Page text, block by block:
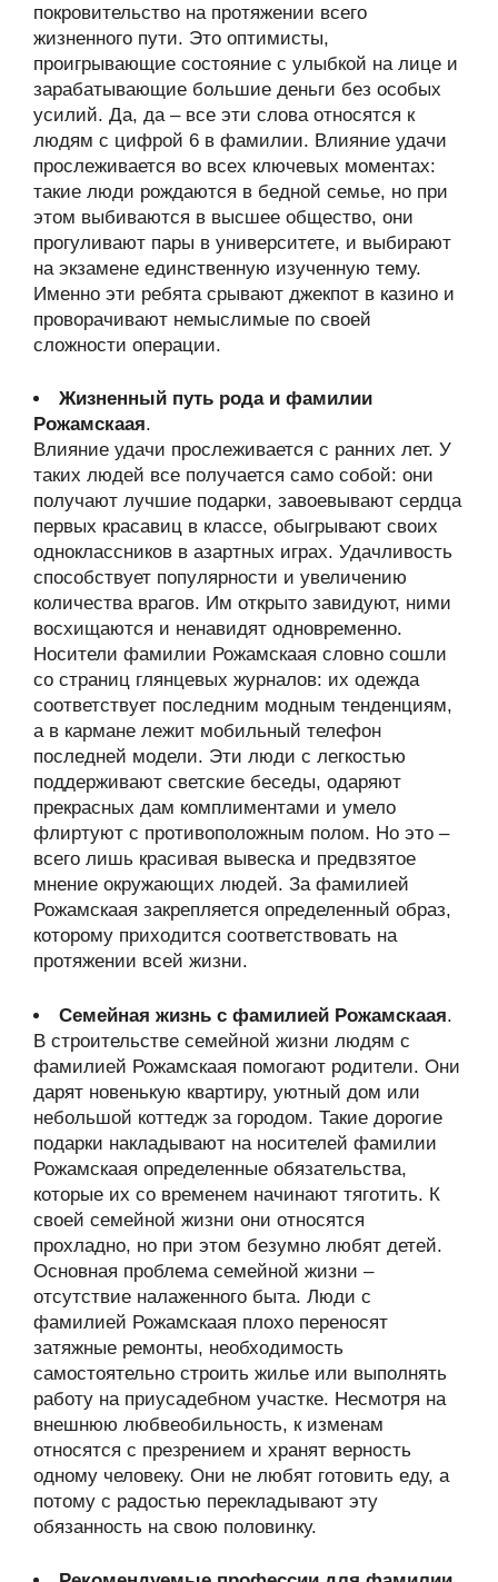
покровительство на протяжении всего
жизненного пути. Это оптимисты,
проигрывающие состояние с улыбкой на лице и
зарабатывающие большие деньги без особых
усилий. Да, да – все эти слова относятся к
людям с цифрой 6 в фамилии. Влияние удачи
прослеживается во всех ключевых моментах:
такие люди рождаются в бедной семье, но при
этом выбиваются в высшее общество, они
прогуливают пары в университете, и выбирают
на экзамене единственную изученную тему.
Именно эти ребята срывают джекпот в казино и
проворачивают немыслимые по своей
сложности операции.
Жизненный путь рода и фамилии
Рожамскаая.
Влияние удачи прослеживается с ранних лет. У
таких людей все получается само собой: они
получают лучшие подарки, завоевывают сердца
первых красавиц в классе, обыгрывают своих
одноклассников в азартных играх. Удачливость
способствует популярности и увеличению
количества врагов. Им открыто завидуют, ними
восхищаются и ненавидят одновременно.
Носители фамилии Рожамскаая словно сошли
со страниц глянцевых журналов: их одежда
соответствует последним модным тенденциям,
а в кармане лежит мобильный телефон
последней модели. Эти люди с легкостью
поддерживают светские беседы, одаряют
прекрасных дам комплиментами и умело
флиртуют с противоположным полом. Но это –
всего лишь красивая вывеска и предвзятое
мнение окружающих людей. За фамилией
Рожамскаая закрепляется определенный образ,
которому приходится соответствовать на
протяжении всей жизни.
Семейная жизнь с фамилией Рожамскаая.
В строительстве семейной жизни людям с
фамилией Рожамскаая помогают родители. Они
дарят новенькую квартиру, уютный дом или
небольшой коттедж за городом. Такие дорогие
подарки накладывают на носителей фамилии
Рожамскаая определенные обязательства,
которые их со временем начинают тяготить. К
своей семейной жизни они относятся
прохладно, но при этом безумно любят детей.
Основная проблема семейной жизни –
отсутствие налаженного быта. Люди с
фамилией Рожамскаая плохо переносят
затяжные ремонты, необходимость
самостоятельно строить жилье или выполнять
работу на приусадебном участке. Несмотря на
внешнюю любвеобильность, к изменам
относятся с презрением и хранят верность
одному человеку. Они не любят готовить еду, а
потому с радостью перекладывают эту
обязанность на свою половинку.